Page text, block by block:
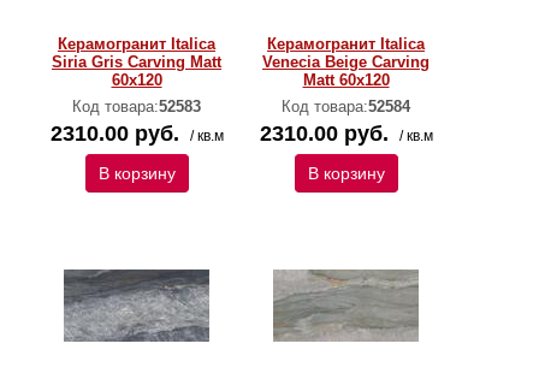
Керамогранит Italica
Siria Gris Carving Matt
60x120
Код товара:52583
2310.00 руб. / кв.м
В корзину
Керамогранит Italica
Venecia Beige Carving
Matt 60x120
Код товара:52584
2310.00 руб. / кв.м
В корзину